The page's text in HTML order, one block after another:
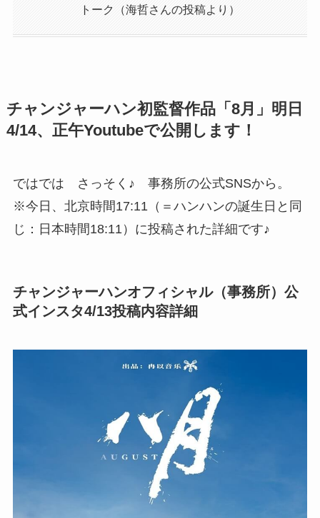
トーク（海哲さんの投稿より）
チャンジャーハン初監督作品「8月」明日
4/14、正午Youtubeで公開します！
ではでは さっそく♪ 事務所の公式SNSから。
※今日、北京時間17:11（＝ハンハンの誕生日と同
じ：日本時間18:11）に投稿された詳細です♪
チャンジャーハンオフィシャル（事務所）公
式インスタ4/13投稿内容詳細